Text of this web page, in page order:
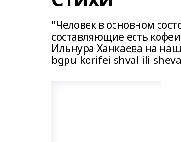
"Человек в основном
составляющие есть
Ильнура Ханкаева на
bgpu-korifei-shval-ili-